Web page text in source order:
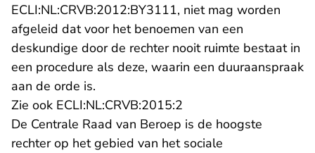
ECLI:NL:CRVB:2012:BY3111- U verlaat
, niet mag worden
afgeleid dat voor het benoemen van een
deskundige door de rechter nooit ruimte bestaat in
een procedure als deze, waarin een duuraanspraak
aan de orde is.
Zie ook ECLI:NL:CRVB:2015:2
De Centrale Raad van Beroep is de hoogste
rechter op het gebied van het sociale